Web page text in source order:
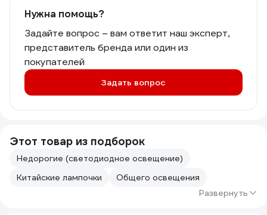
Нужна помощь?
Задайте вопрос – вам ответит наш эксперт,
представитель бренда или один из
покупателей
Задать вопрос
Этот товар из подборок
Недорогие (светодиодное освещение)
Китайские лампочки
Общего освещения
Развернуть